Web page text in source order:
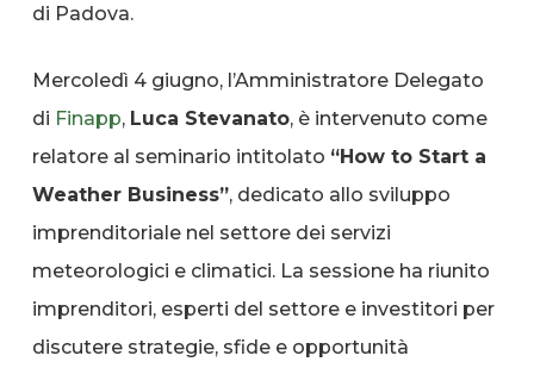
di Padova.
Mercoledì 4 giugno, l’Amministratore Delegato
di Finapp, Luca Stevanato, è intervenuto come
relatore al seminario intitolato “How to Start a
Weather Business”, dedicato allo sviluppo
imprenditoriale nel settore dei servizi
meteorologici e climatici. La sessione ha riunito
imprenditori, esperti del settore e investitori per
discutere strategie, sfide e opportunità